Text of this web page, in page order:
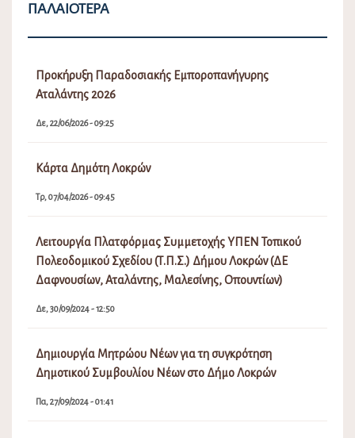
ΠΑΛΑΙΌΤΕΡΑ
Προκήρυξη Παραδοσιακής Εμποροπανήγυρης
Αταλάντης 2026
Δε, 22/06/2026 - 09:25
Κάρτα Δημότη Λοκρών
Τρ, 07/04/2026 - 09:45
Λειτουργία Πλατφόρμας Συμμετοχής ΥΠΕΝ Τοπικού
Πολεοδομικού Σχεδίου (Τ.Π.Σ.) Δήμου Λοκρών (ΔΕ
Δαφνουσίων, Αταλάντης, Μαλεσίνης, Οπουντίων)
Δε, 30/09/2024 - 12:50
Δημιουργία Μητρώου Νέων για τη συγκρότηση
Δημοτικού Συμβουλίου Νέων στο Δήμο Λοκρών
Πα, 27/09/2024 - 01:41